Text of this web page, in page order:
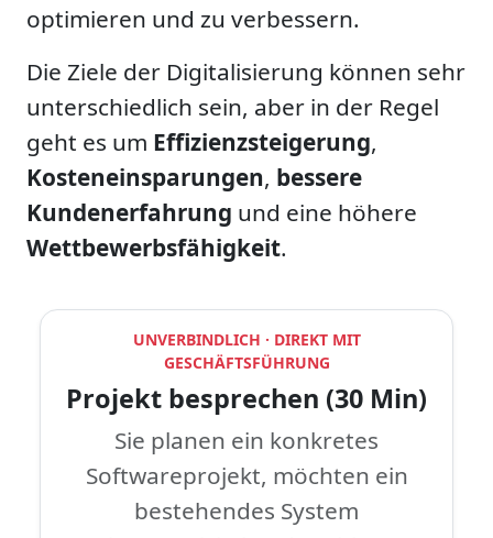
optimieren und zu verbessern.
Die Ziele der Digitalisierung können sehr
unterschiedlich sein, aber in der Regel
geht es um Effizienzsteigerung,
Kosteneinsparungen, bessere
Kundenerfahrung und eine höhere
Wettbewerbsfähigkeit.
UNVERBINDLICH · DIREKT MIT
GESCHÄFTSFÜHRUNG
Projekt besprechen (30 Min)
Sie planen ein konkretes
Softwareprojekt, möchten ein
bestehendes System